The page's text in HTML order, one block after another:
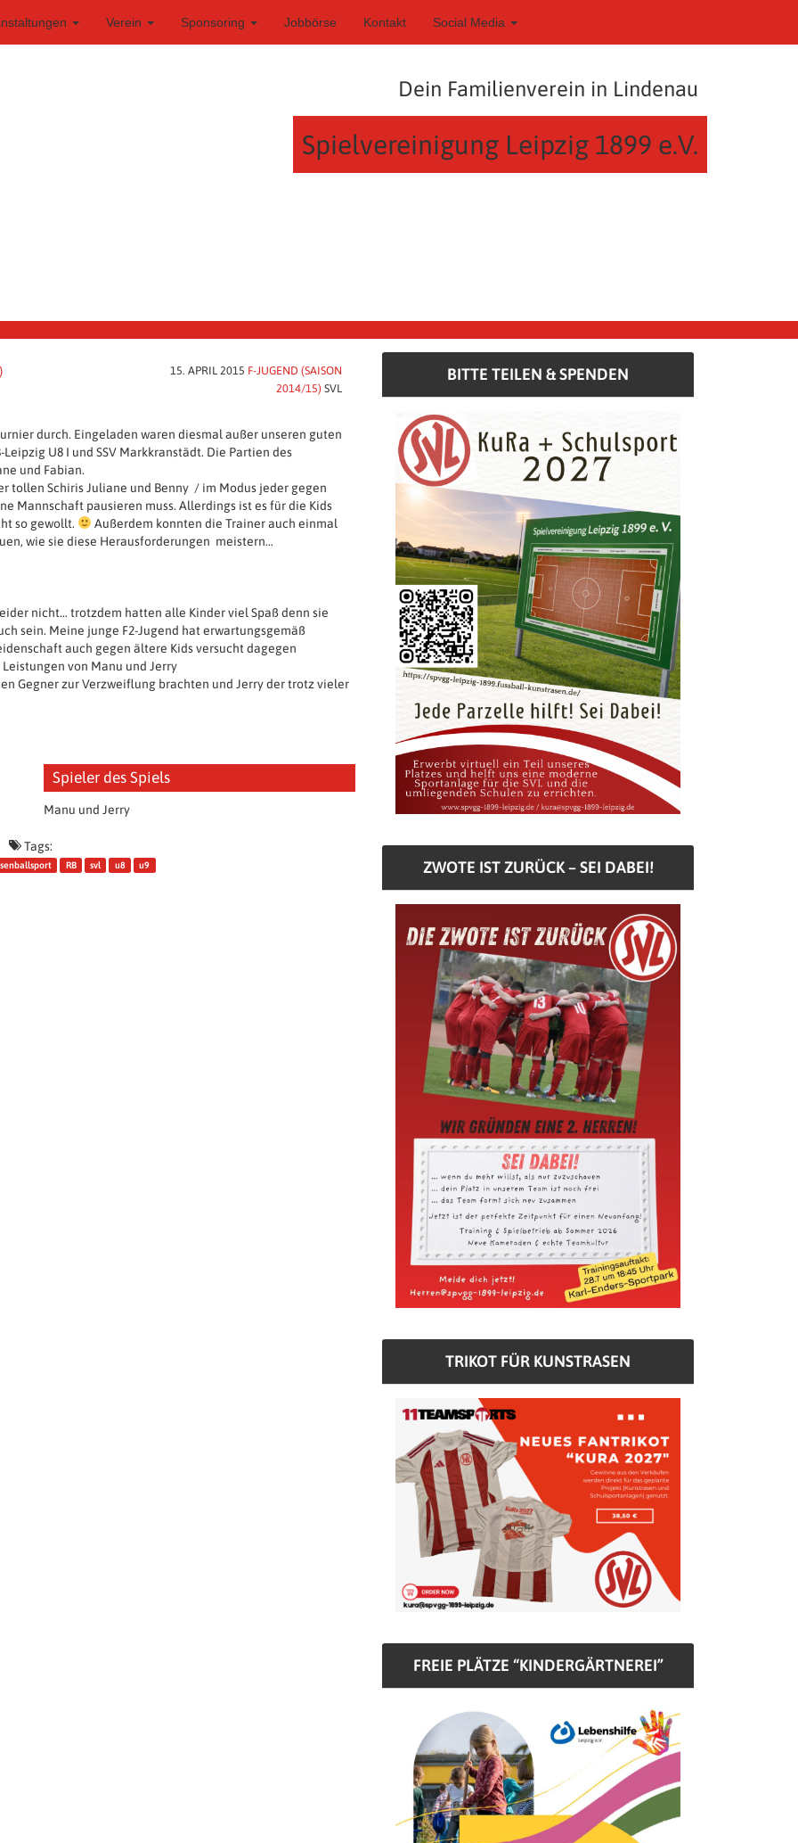
Verein Sponsoring Jobbörse Kontakt Social Media
Dein Familienverein in Lindenau
Spielvereinigung Leipzig 1899 e.V.
15. APRIL 2015 F-JUGEND (SAISON
2014/15) SVL
durch. Eingeladen waren diesmal außer unseren guten
U8 I und SSV Markkranstädt. Die Partien des
und Fabian.
tollen Schiris Juliane und Benny / im Modus jeder gegen
Mannschaft pausieren muss. Allerdings ist es für die Kids
so gewollt.
Außerdem konnten die Trainer auch einmal
wie sie diese Herausforderungen meistern…
nicht… trotzdem hatten alle Kinder viel Spaß denn sie
sein. Meine junge F2-Jugend hat erwartungsgemäß
auch gegen ältere Kids versucht dagegen
von Manu und Jerry
Gegner zur Verzweiflung brachten und Jerry der trotz vieler
Spieler des Spiels
Manu und Jerry
Tags:
RB svl u8 u9
BITTE TEILEN & SPENDEN
ZWOTE IST ZURÜCK – SEI DABEI!
TRIKOT FÜR KUNSTRASEN
FREIE PLÄTZE “KINDERGÄRTNEREI”